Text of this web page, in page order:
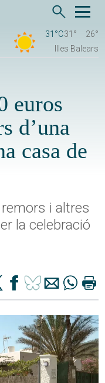
31°C31°
26°
Illes Balears
euros
d’una
casa de
i altres
la celebració